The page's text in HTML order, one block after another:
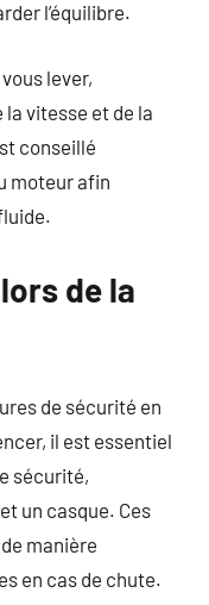
l’équilibre.
lever,
vitesse et de la
conseillé
moteur afin
de la
de sécurité en
il est essentiel
sécurité,
un casque. Ces
manière
en cas de chute.